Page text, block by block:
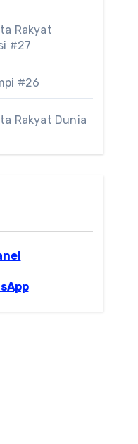
Rakyat
#27
#26
Rakyat Dunia